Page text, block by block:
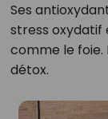
Ses
stress oxydatif
comme le foie.
détox.